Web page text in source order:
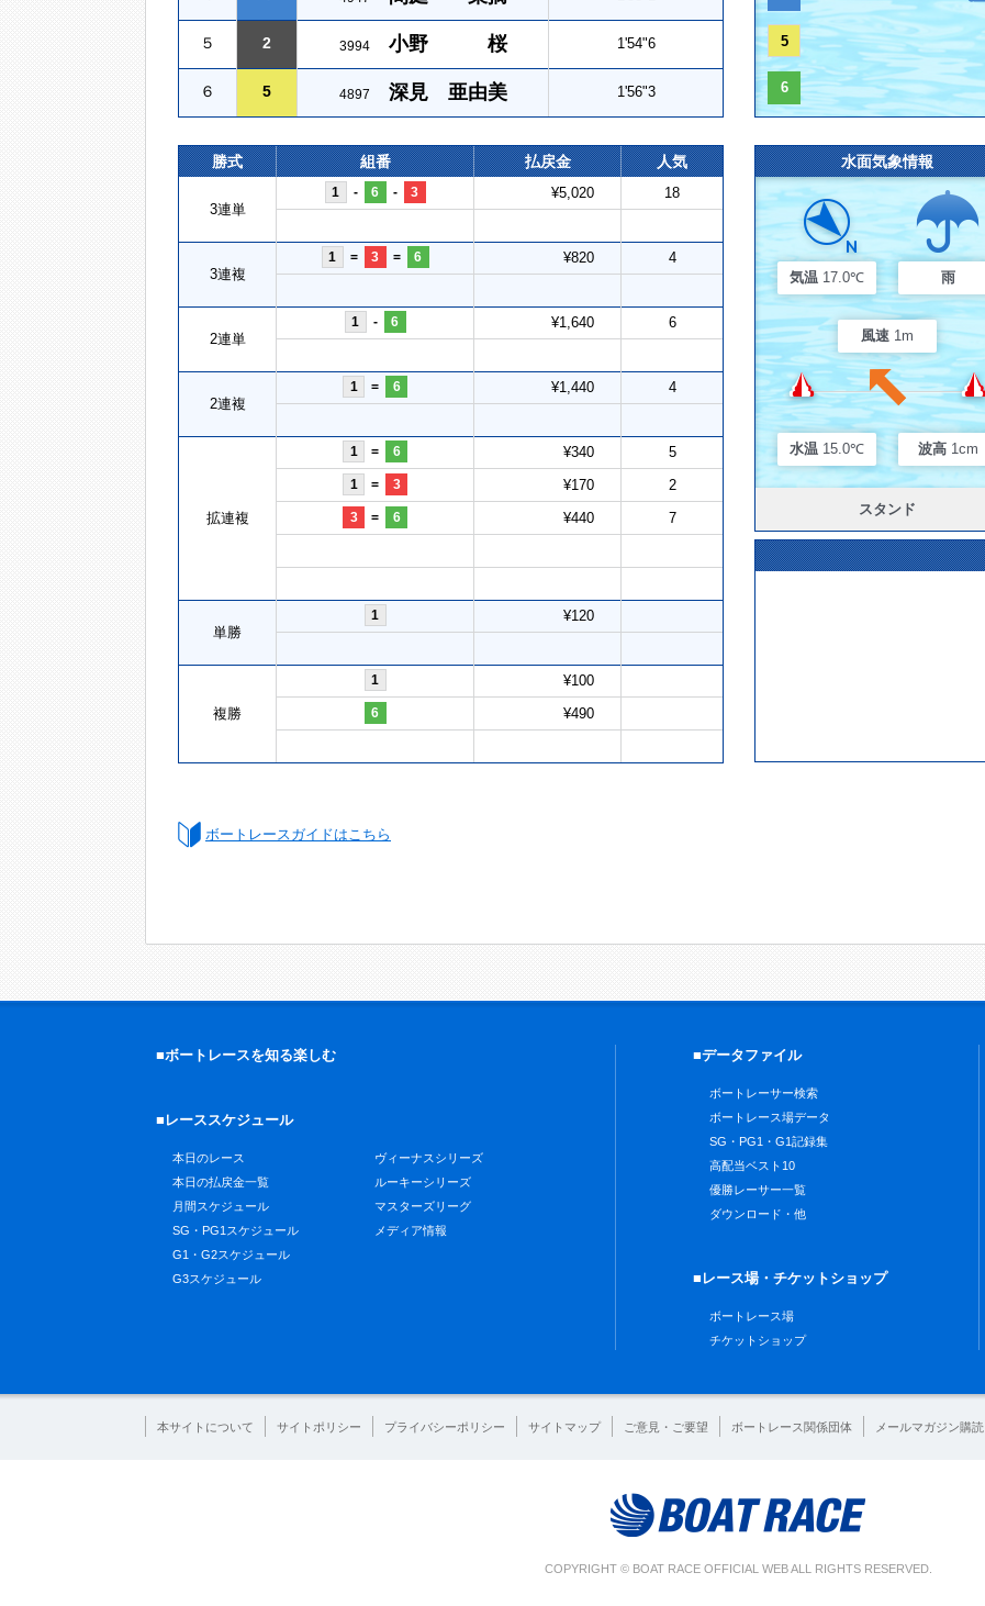
５ 2 3994 小野 桜 1'54"6
６ 5 4897 深見 亜由美 1'56"3
5
6
勝式 組番 払戻金 人気
3連単
1 - 6 - 3 ¥5,020 18
3連複
1 = 3 = 6 ¥820 4
2連単
1 - 6 ¥1,640 6
2連複
1 = 6 ¥1,440 4
拡連複
1 = 6 ¥340 5
1 = 3 ¥170 2
3 = 6 ¥440 7
単勝
1 ¥120
複勝
1 ¥100
6 ¥490
水面気象情報
気温 17.0℃ 雨
風速 1m
水温 15.0℃ 波高 1cm
スタンド
ボートレースガイドはこちら
■ボートレースを知る楽しむ
■レーススケジュール
本日のレース
本日の払戻金一覧
月間スケジュール
SG・PG1スケジュール
G1・G2スケジュール
G3スケジュール
ヴィーナスシリーズ
ルーキーシリーズ
マスターズリーグ
メディア情報
■データファイル
ボートレーサー検索
ボートレース場データ
SG・PG1・G1記録集
高配当ベスト10
優勝レーサー一覧
ダウンロード・他
■レース場・チケットショップ
ボートレース場
チケットショップ
本サイトについて サイトポリシー プライバシーポリシー サイトマップ ご意見・ご要望 ボートレース関係団体 メールマガジン購読
COPYRIGHT © BOAT RACE OFFICIAL WEB ALL RIGHTS RESERVED.